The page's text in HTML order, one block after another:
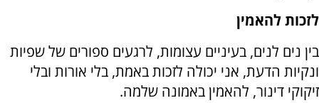
לזכות להאמין
בין נים לנים, בעיניים עצומות, לרגעים ספורים של שפיות
ונקיות הדעת, אני יכולה לזכות באמת, בלי אורות ובלי
זיקוקי דינור, להאמין באמונה שלמה.